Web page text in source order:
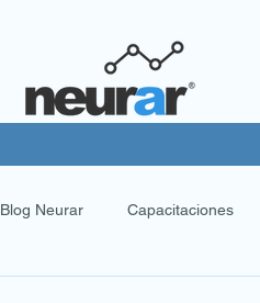
Blog Neurar Capacitaciones